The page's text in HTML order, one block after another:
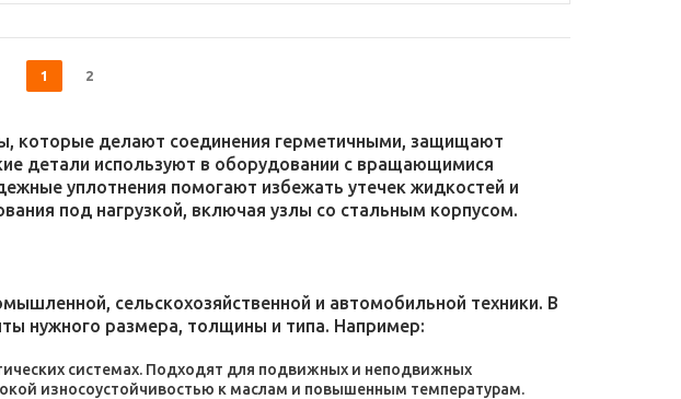
1 2
которые делают соединения герметичными, защищают
детали используют в оборудовании с вращающимися
уплотнения помогают избежать утечек жидкостей и
под нагрузкой, включая узлы со стальным корпусом.
сельскохозяйственной и автомобильной техники. В
нужного размера, толщины и типа. Например:
системах. Подходят для подвижных и неподвижных
износоустойчивостью к маслам и повышенным температурам.